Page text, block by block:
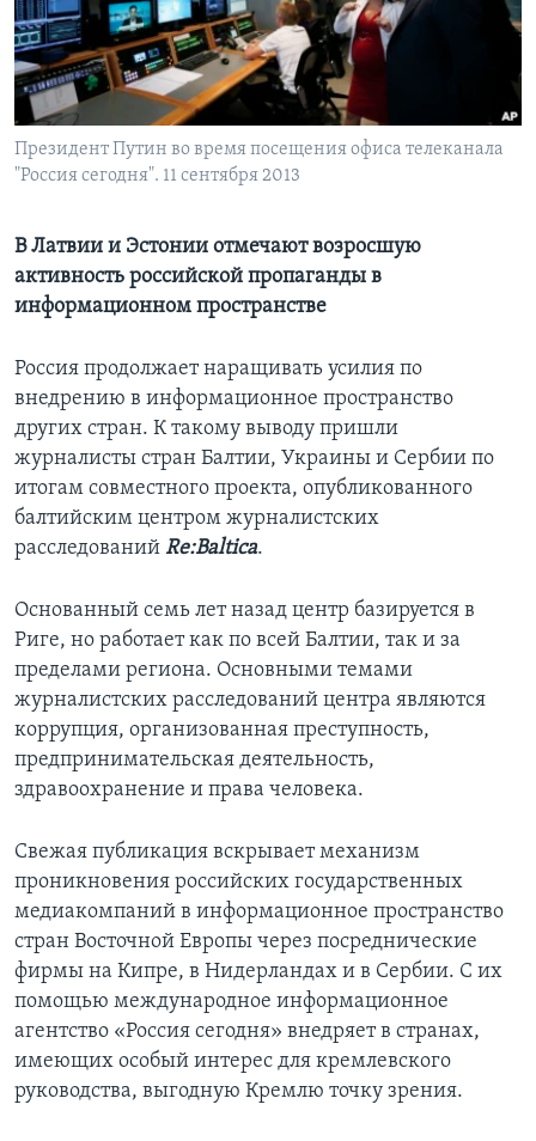
Learning English
СОЦИАЛЬНЫЕ СЕТИ
Президент Путин во время посещения офиса телеканала
"Россия сегодня". 11 сентября 2013
В Латвии и Эстонии отмечают возросшую
активность российской пропаганды в
информационном пространстве
Россия продолжает наращивать усилия по
внедрению в информационное пространство
других стран. К такому выводу пришли
журналисты стран Балтии, Украины и Сербии по
итогам совместного проекта, опубликованного
балтийским центром журналистских
расследований Re:Baltica.
Основанный семь лет назад центр базируется в
Риге, но работает как по всей Балтии, так и за
пределами региона. Основными темами
журналистских расследований центра являются
коррупция, организованная преступность,
предпринимательская деятельность,
здравоохранение и права человека.
Свежая публикация вскрывает механизм
проникновения российских государственных
медиакомпаний в информационное пространство
стран Восточной Европы через посреднические
фирмы на Кипре, в Нидерландах и в Сербии. С их
помощью международное информационное
агентство «Россия сегодня» внедряет в странах,
имеющих особый интерес для кремлевского
руководства, выгодную Кремлю точку зрения.